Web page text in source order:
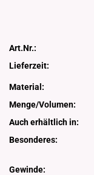
Art.Nr.:
Lieferzeit:
Material:
Menge/Volumen:
Auch erhältlich in:
Besonderes:
Gewinde: